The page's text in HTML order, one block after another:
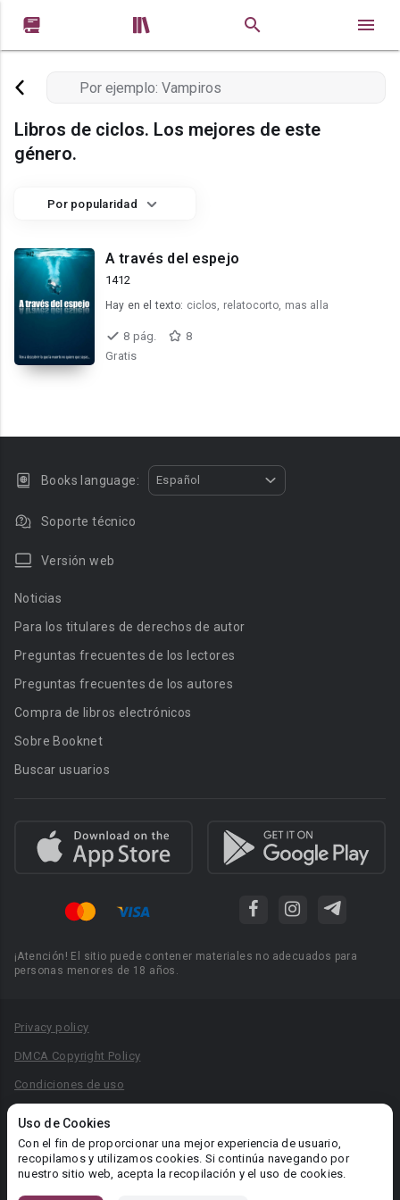
 
Libros de ciclos. Los mejores de este
género.
Por popularidad
A través del espejo
1412
Hay en el texto: ciclos, relatocorto, mas alla
8 pág.
8
Gratis
Uso de Cookies
Con el fin de proporcionar una mejor experiencia de usuario,
recopilamos y utilizamos cookies. Si continúa navegando por
nuestro sitio web, acepta la recopilación y el uso de cookies.
Books language: Español
Soporte técnico
Versión web
Noticias
Para los titulares de derechos de autor
Preguntas frecuentes de los lectores
Preguntas frecuentes de los autores
Compra de libros electrónicos
Sobre Booknet
Buscar usuarios
¡Atención! El sitio puede contener materiales no adecuados para
personas menores de 18 años.
Privacy policy
DMCA Copyright Policy
Condiciones de uso
Reglas para la publicación de libros
Área RR.PP.: pr@booknet.com